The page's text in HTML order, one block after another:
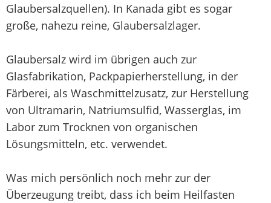
Glaubersalzquellen). In Kanada gibt es sogar
große, nahezu reine, Glaubersalzlager.
Glaubersalz wird im übrigen auch zur
Glasfabrikation, Packpapierherstellung, in der
Färberei, als Waschmittelzusatz, zur Herstellung
von Ultramarin, Natriumsulfid, Wasserglas, im
Labor zum Trocknen von organischen
Lösungsmitteln, etc. verwendet.
Was mich persönlich noch mehr zur der
Überzeugung treibt, dass ich beim Heilfasten